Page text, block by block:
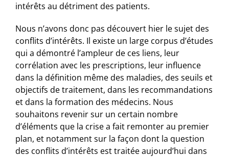
intérêts au détriment des patients.
Nous n’avons donc pas découvert hier le sujet des
conflits d’intérêts. Il existe un large corpus d’études
qui a démontré l’ampleur de ces liens, leur
corrélation avec les prescriptions, leur influence
dans la définition même des maladies, des seuils et
objectifs de traitement, dans les recommandations
et dans la formation des médecins. Nous
souhaitons revenir sur un certain nombre
d’éléments que la crise a fait remonter au premier
plan, et notamment sur la façon dont la question
des conflits d’intérêts est traitée aujourd’hui dans